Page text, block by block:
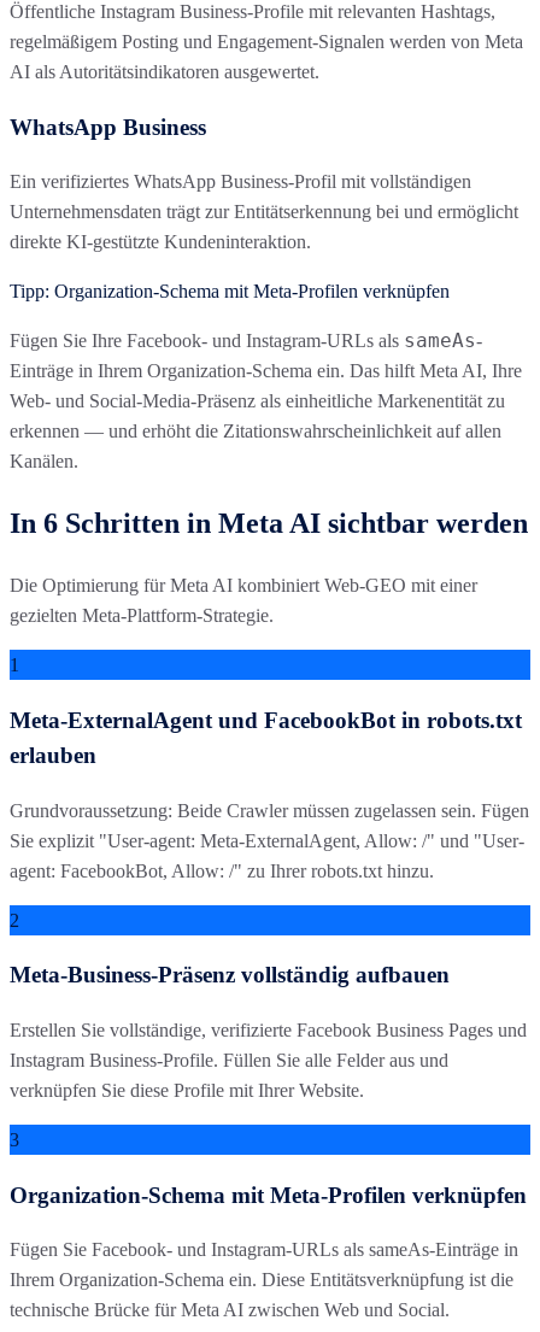
Öffentliche Instagram Business-Profile mit relevanten Hashtags,
regelmäßigem Posting und Engagement-Signalen werden von Meta
AI als Autoritätsindikatoren ausgewertet.
WhatsApp Business
Ein verifiziertes WhatsApp Business-Profil mit vollständigen
Unternehmensdaten trägt zur Entitätserkennung bei und ermöglicht
direkte KI-gestützte Kundeninteraktion.
Tipp: Organization-Schema mit Meta-Profilen verknüpfen
Fügen Sie Ihre Facebook- und Instagram-URLs als sameAs-
Einträge in Ihrem Organization-Schema ein. Das hilft Meta AI, Ihre
Web- und Social-Media-Präsenz als einheitliche Markenentität zu
erkennen — und erhöht die Zitationswahrscheinlichkeit auf allen
Kanälen.
In 6 Schritten in Meta AI sichtbar werden
Die Optimierung für Meta AI kombiniert Web-GEO mit einer
gezielten Meta-Plattform-Strategie.
1
Meta-ExternalAgent und FacebookBot in robots.txt
erlauben
Grundvoraussetzung: Beide Crawler müssen zugelassen sein. Fügen
Sie explizit "User-agent: Meta-ExternalAgent, Allow: /" und "User-
agent: FacebookBot, Allow: /" zu Ihrer robots.txt hinzu.
2
Meta-Business-Präsenz vollständig aufbauen
Erstellen Sie vollständige, verifizierte Facebook Business Pages und
Instagram Business-Profile. Füllen Sie alle Felder aus und
verknüpfen Sie diese Profile mit Ihrer Website.
3
Organization-Schema mit Meta-Profilen verknüpfen
Fügen Sie Facebook- und Instagram-URLs als sameAs-Einträge in
Ihrem Organization-Schema ein. Diese Entitätsverknüpfung ist die
technische Brücke für Meta AI zwischen Web und Social.